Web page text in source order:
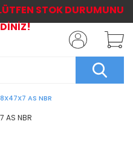
AS NBR
STOK DURUMUNU